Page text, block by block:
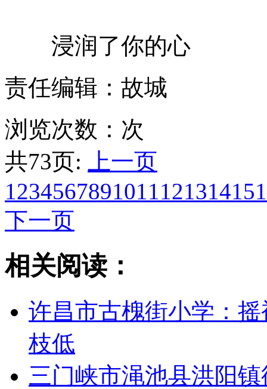
浸润了你的心
责任编辑：故城
浏览次数： 次
共73页:
上一页
123456789101112131415
下一页
相关阅读：
许昌市古槐街小学：
枝低
三门峡市渑池县洪阳